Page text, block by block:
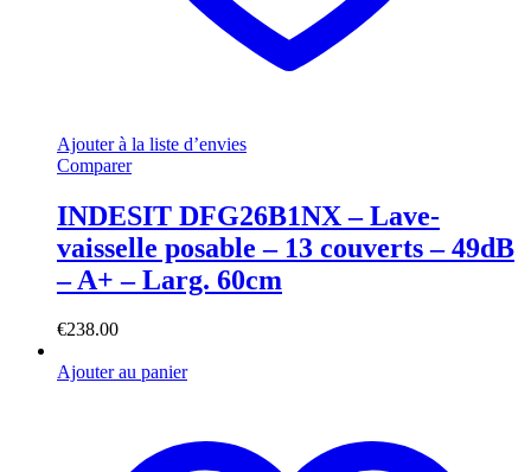
Ajouter à la liste d’envies
Comparer
INDESIT DFG26B1NX – Lave-
vaisselle posable – 13 couverts – 49dB
– A+ – Larg. 60cm
€238.00
Ajouter au panier